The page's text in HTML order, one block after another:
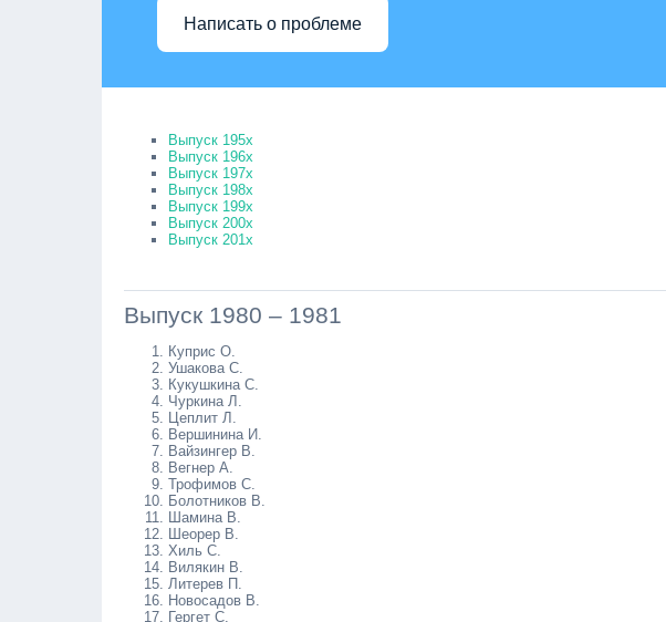
Написать о проблеме
Выпуск 195х
Выпуск 196х
Выпуск 197х
Выпуск 198х
Выпуск 199х
Выпуск 200х
Выпуск 201х
Выпуск 1980 – 1981
Куприс О.
Ушакова С.
Кукушкина С.
Чуркина Л.
Цеплит Л.
Вершинина И.
Вайзингер В.
Вегнер А.
Трофимов С.
Болотников В.
Шамина В.
Шеорер В.
Хиль С.
Вилякин В.
Литерев П.
Новосадов В.
Гергет С.